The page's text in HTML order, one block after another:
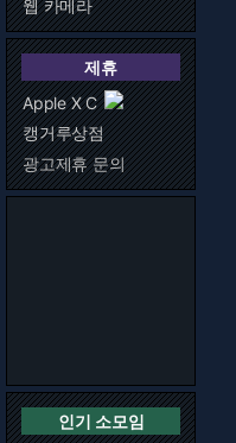
웹 카메라
제휴
Apple X C
캥거루상점
광고제휴 문의
인기 소모임